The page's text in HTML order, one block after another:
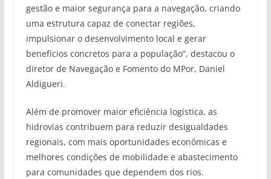
gestão e maior segurança para a navegação, criando
uma estrutura capaz de conectar regiões,
impulsionar o desenvolvimento local e gerar
benefícios concretos para a população”, destacou o
diretor de Navegação e Fomento do MPor, Daniel
Aldigueri.
Além de promover maior eficiência logística, as
hidrovias contribuem para reduzir desigualdades
regionais, com mais oportunidades econômicas e
melhores condições de mobilidade e abastecimento
para comunidades que dependem dos rios.